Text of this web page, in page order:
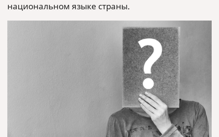
национальном языке страны.